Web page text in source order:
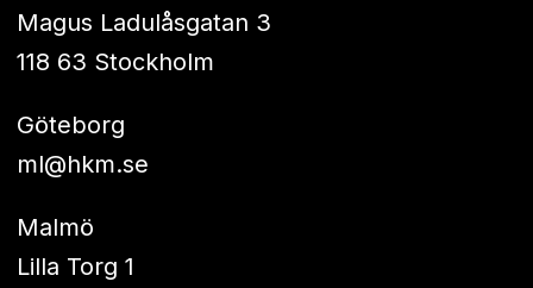
Magus Ladulåsgatan 3
118 63 Stockholm
Göteborg
ml@hkm.se
Malmö
Lilla Torg 1